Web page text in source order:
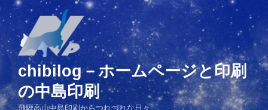
コ
ン
ン
ス
キ
chibilog－ホームページと印刷
の中島印刷
飛騨高山中島印刷からつれづれな日々